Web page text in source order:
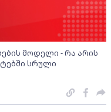
მოდელი - რა არის
სრული